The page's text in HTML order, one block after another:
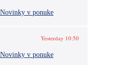
v ponuke
Yesterday 10:50
v ponuke